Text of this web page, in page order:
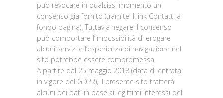
può revocare in qualsiasi momento un
consenso già fornito (tramite il link Contatti a
fondo pagina). Tuttavia negare il consenso
può comportare l’impossibilità di erogare
alcuni servizi e l’esperienza di navigazione nel
sito potrebbe essere compromessa.
A partire dal 25 maggio 2018 (data di entrata
in vigore del GDPR), il presente sito tratterà
alcuni dei dati in base ai legittimi interessi del